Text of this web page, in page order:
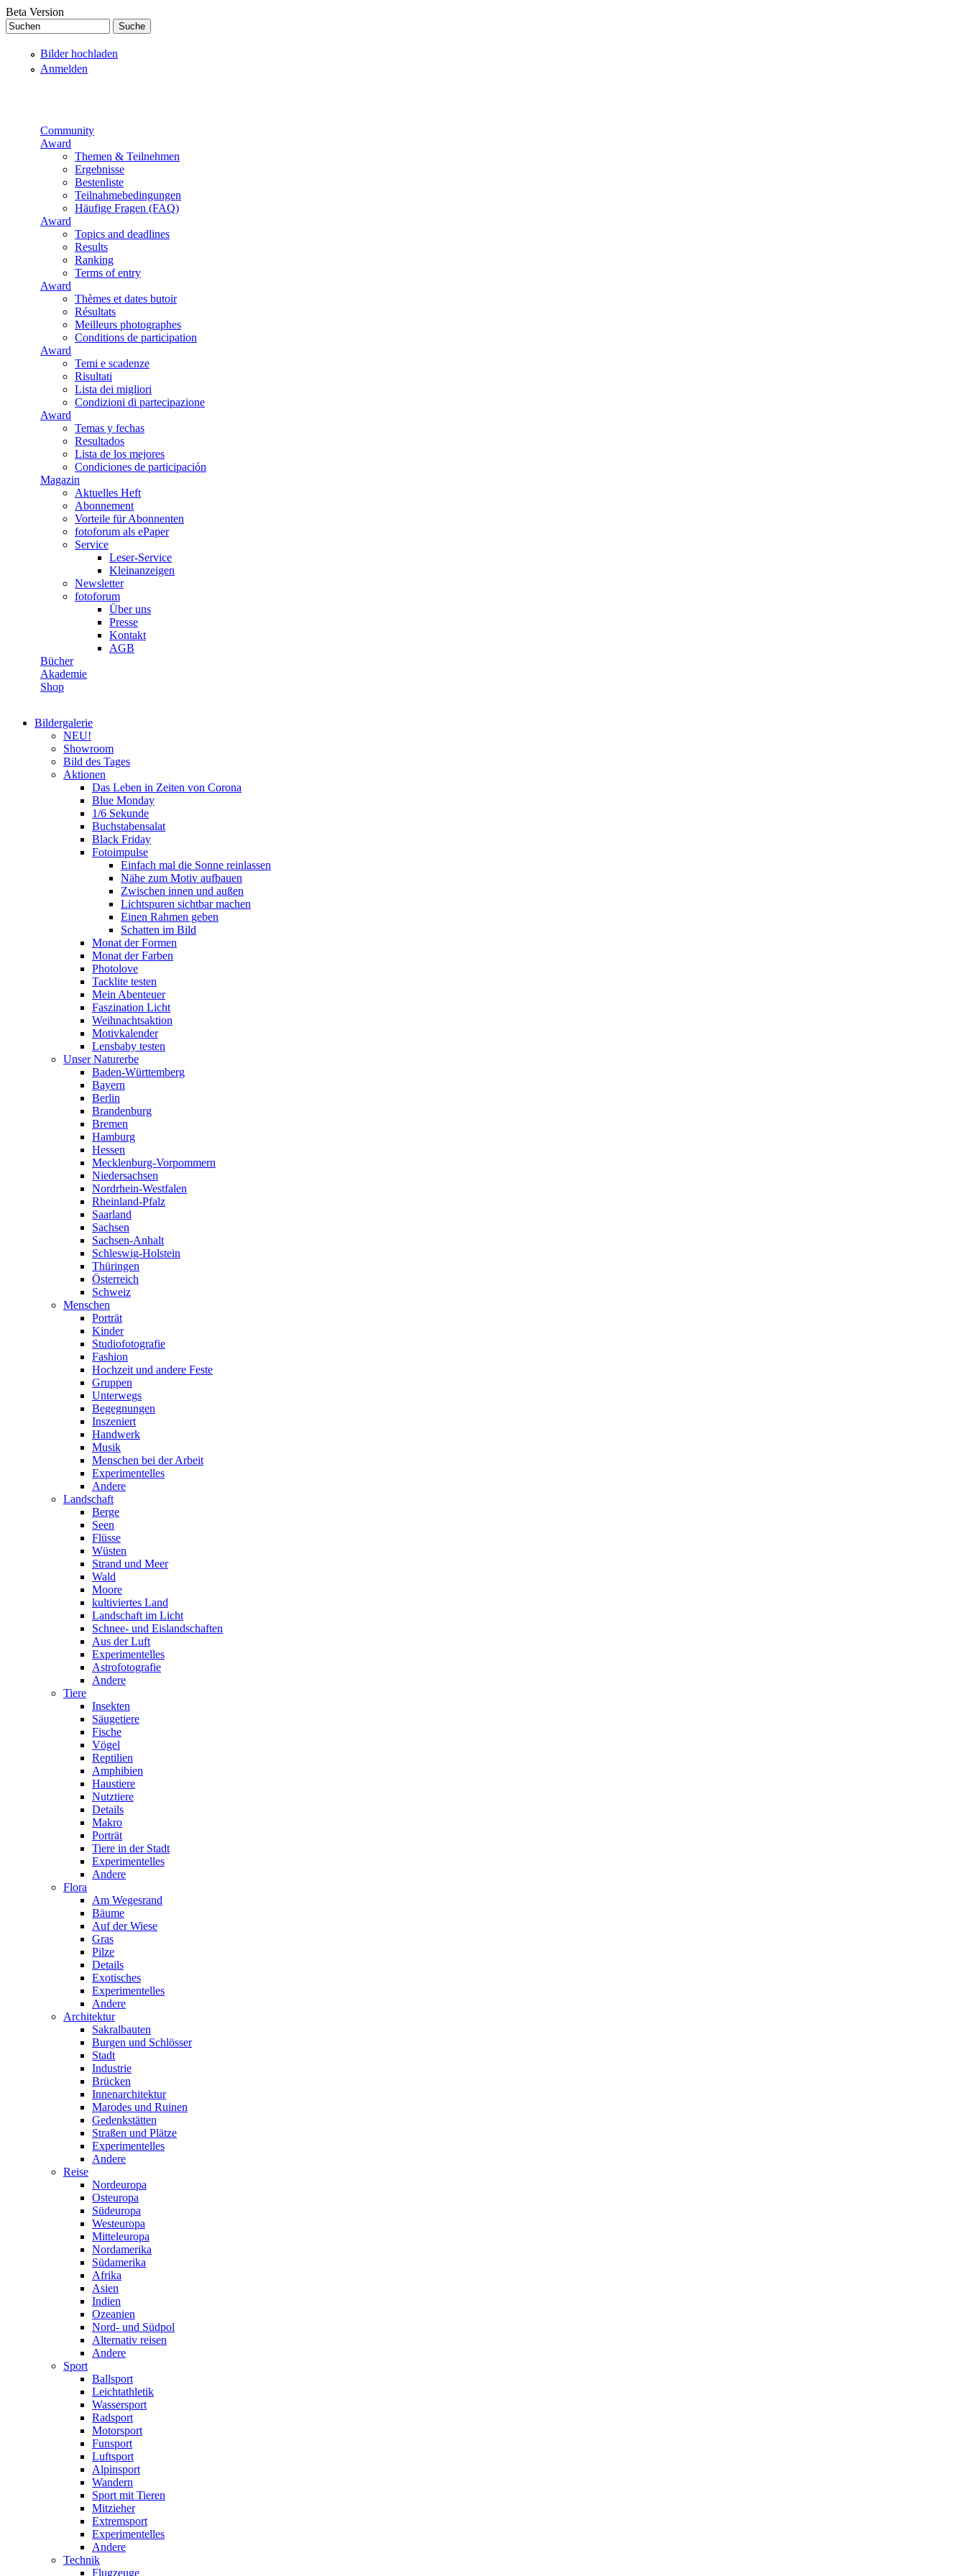
Direkt zum Inhalt
Beta Version
Suchen
Bilder hochladen
Anmelden
Community
Award
Themen & Teilnehmen
Ergebnisse
Bestenliste
Teilnahmebedingungen
Häufige Fragen (FAQ)
Award
Topics and deadlines
Results
Ranking
Terms of entry
Award
Thèmes et dates butoir
Résultats
Meilleurs photographes
Conditions de participation
Award
Temi e scadenze
Risultati
Lista dei migliori
Condizioni di partecipazione
Award
Temas y fechas
Resultados
Lista de los mejores
Condiciones de participación
Magazin
Aktuelles Heft
Abonnement
Vorteile für Abonnenten
fotoforum als ePaper
Service
Leser-Service
Kleinanzeigen
Newsletter
fotoforum
Über uns
Presse
Kontakt
AGB
Bücher
Akademie
Shop
Bildergalerie
NEU!
Showroom
Bild des Tages
Aktionen
Das Leben in Zeiten von Corona
Blue Monday
1/6 Sekunde
Buchstabensalat
Black Friday
Fotoimpulse
Einfach mal die Sonne reinlassen
Nähe zum Motiv aufbauen
Zwischen innen und außen
Lichtspuren sichtbar machen
Einen Rahmen geben
Schatten im Bild
Monat der Formen
Monat der Farben
Photolove
Tacklite testen
Mein Abenteuer
Faszination Licht
Weihnachtsaktion
Motivkalender
Lensbaby testen
Unser Naturerbe
Baden-Württemberg
Bayern
Berlin
Brandenburg
Bremen
Hamburg
Hessen
Mecklenburg-Vorpommern
Niedersachsen
Nordrhein-Westfalen
Rheinland-Pfalz
Saarland
Sachsen
Sachsen-Anhalt
Schleswig-Holstein
Thüringen
Österreich
Schweiz
Menschen
Porträt
Kinder
Studiofotografie
Fashion
Hochzeit und andere Feste
Gruppen
Unterwegs
Begegnungen
Inszeniert
Handwerk
Musik
Menschen bei der Arbeit
Experimentelles
Andere
Landschaft
Berge
Seen
Flüsse
Wüsten
Strand und Meer
Wald
Moore
kultiviertes Land
Landschaft im Licht
Schnee- und Eislandschaften
Aus der Luft
Experimentelles
Astrofotografie
Andere
Tiere
Insekten
Säugetiere
Fische
Vögel
Reptilien
Amphibien
Haustiere
Nutztiere
Details
Makro
Porträt
Tiere in der Stadt
Experimentelles
Andere
Flora
Am Wegesrand
Bäume
Auf der Wiese
Gras
Pilze
Details
Exotisches
Experimentelles
Andere
Architektur
Sakralbauten
Burgen und Schlösser
Stadt
Industrie
Brücken
Innenarchitektur
Marodes und Ruinen
Gedenkstätten
Straßen und Plätze
Experimentelles
Andere
Reise
Nordeuropa
Osteuropa
Südeuropa
Westeuropa
Mitteleuropa
Nordamerika
Südamerika
Afrika
Asien
Indien
Ozeanien
Nord- und Südpol
Alternativ reisen
Andere
Sport
Ballsport
Leichtathletik
Wassersport
Radsport
Motorsport
Funsport
Luftsport
Alpinsport
Wandern
Sport mit Tieren
Mitzieher
Extremsport
Experimentelles
Andere
Technik
Flugzeuge